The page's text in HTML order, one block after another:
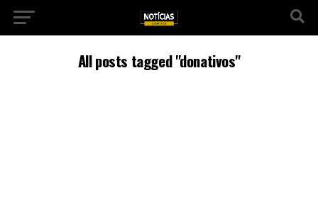
All posts tagged "donativos"